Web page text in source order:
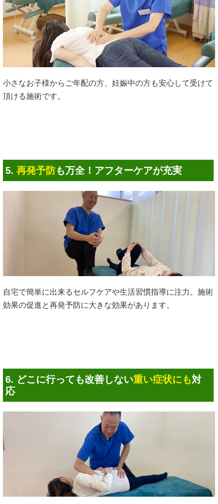
小さなお子様からご年配の方、妊娠中の方も安心して受けて
頂ける施術です。
5. 再発予防も万全！アフターケアが充実
自宅で簡単に出来るセルフケアや生活習慣指導に注力。施術
効果の促進と再発予防に大きな効果があります。
6. どこに行っても改善しない重い症状にも対
応